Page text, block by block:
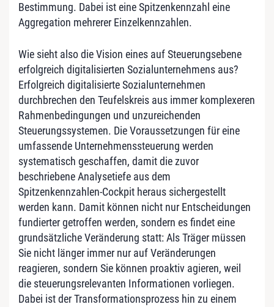
Bestimmung. Dabei ist eine Spitzenkennzahl eine
Aggregation mehrerer Einzelkennzahlen.
Wie sieht also die Vision eines auf Steuerungsebene
erfolgreich digitalisierten Sozialunternehmens aus?
Erfolgreich digitalisierte Sozialunternehmen
durchbrechen den Teufelskreis aus immer komplexeren
Rahmenbedingungen und unzureichenden
Steuerungssystemen. Die Voraussetzungen für eine
umfassende Unternehmenssteuerung werden
systematisch geschaffen, damit die zuvor
beschriebene Analysetiefe aus dem
Spitzenkennzahlen-Cockpit heraus sichergestellt
werden kann. Damit können nicht nur Entscheidungen
fundierter getroffen werden, sondern es findet eine
grundsätzliche Veränderung statt: Als Träger müssen
Sie nicht länger immer nur auf Veränderungen
reagieren, sondern Sie können proaktiv agieren, weil
die steuerungsrelevanten Informationen vorliegen.
Dabei ist der Transformationsprozess hin zu einem